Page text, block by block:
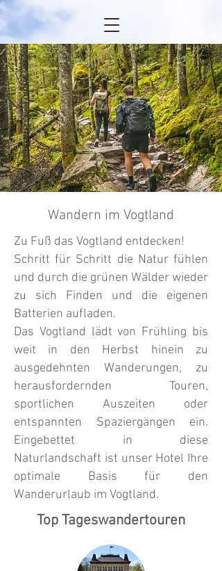
Wandern im Vogtland
Zu Fuß das Vogtland entdecken!
Schritt für Schritt die Natur fühlen
und durch die grünen Wälder wieder
zu sich Finden und die eigenen
Batterien aufladen.
Das Vogtland lädt von Frühling bis
weit in den Herbst hinein zu
ausgedehnten Wanderungen, zu
herausfordernden Touren,
sportlichen Auszeiten oder
entspannten Spaziergängen ein.
Eingebettet in diese
Naturlandschaft ist unser Hotel Ihre
optimale Basis für den
Wanderurlaub im Vogtland.
Top Tageswandertouren